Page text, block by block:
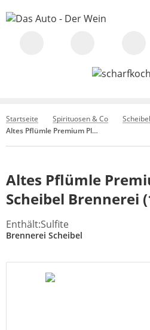
Startseite Spirituosen & Co
Altes Pflümle Premium Plus Scheibel Brennerei (1,5 Ltr)
Altes Pflümle
Scheibel Brennerei
Enthält:Sulfite
Brennerei Scheibel